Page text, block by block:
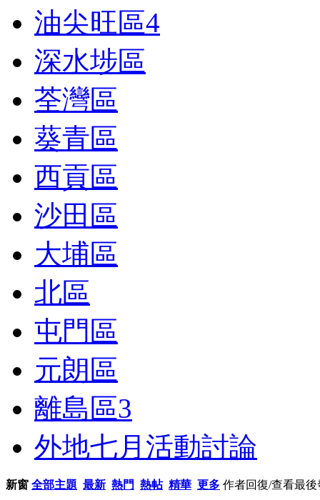
油尖旺區4
深水埗區
荃灣區
葵青區
西貢區
沙田區
大埔區
北區
屯門區
元朗區
離島區3
外地七月活動討論
新窗 全部主題 最新 熱門 熱帖 精華 更多 作者回復/查看最後